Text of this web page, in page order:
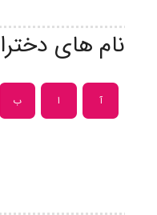
نام های
آ ا ب